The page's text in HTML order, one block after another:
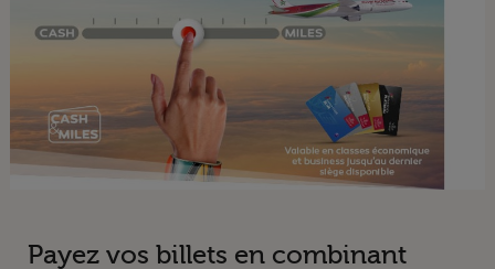
Payez vos billets en combinant